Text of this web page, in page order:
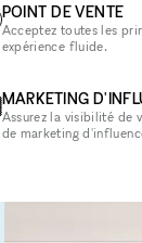
POINT DE VENTE
Acceptez toutes les
expérience fluide.
MARKETING
Assurez la visibilité de
de marketing